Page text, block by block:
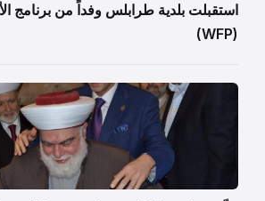
استقبلت بلدية طرابلس وفداً من برنامج
(WFP)